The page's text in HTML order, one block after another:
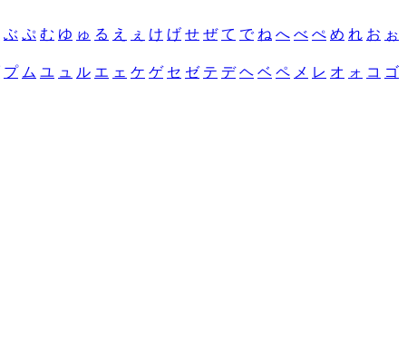
ぶ ぷ む ゆ ゅ る え ぇ け げ せ ぜ て で ね へ べ ぺ め れ お ぉ
プ ム ユ ュ ル エ ェ ケ ゲ セ ゼ テ デ ヘ ベ ペ メ レ オ ォ コ ゴ